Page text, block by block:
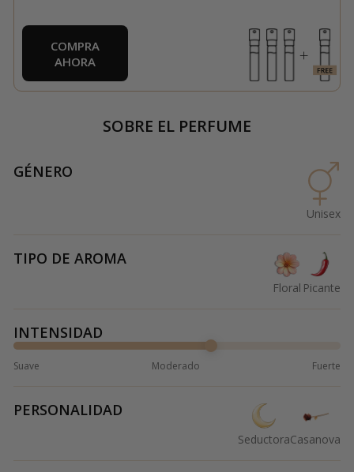
COMPRA
AHORA
SOBRE EL PERFUME
GÉNERO
Unisex
TIPO DE AROMA
Floral Picante
INTENSIDAD
Suave Moderado Fuerte
PERSONALIDAD
SeductoraCasanova